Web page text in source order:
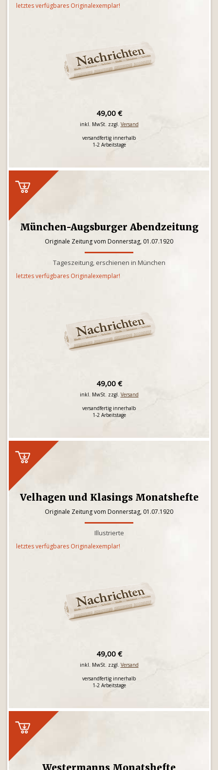
letztes verfügbares Originalexemplar!
49,00 €
inkl. MwSt. zzgl. Versand
versandfertig innerhalb
1-2 Arbeitstage
München-Augsburger Abendzeitung
Originale Zeitung vom Donnerstag, 01.07.1920
Tageszeitung, erschienen in München
letztes verfügbares Originalexemplar!
49,00 €
inkl. MwSt. zzgl. Versand
versandfertig innerhalb
1-2 Arbeitstage
Velhagen und Klasings Monatshefte
Originale Zeitung vom Donnerstag, 01.07.1920
Illustrierte
letztes verfügbares Originalexemplar!
49,00 €
inkl. MwSt. zzgl. Versand
versandfertig innerhalb
1-2 Arbeitstage
Westermanns Monatshefte